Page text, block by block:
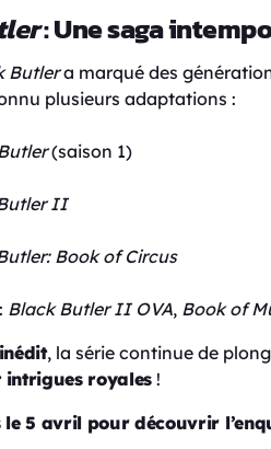
: Une saga
Butlera marqué des
plusieurs adaptations :
(saison 1)
II
Book of Circus
Black Butler II OVA, Book of
, la série continue de
royales!
le 5 avril pour découvrir